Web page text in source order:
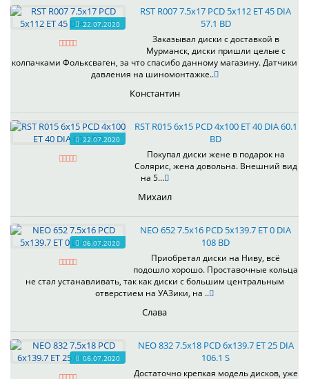
22.07.2020
RST R007 7.5x17 PCD 5x112 ET 45 DIA
57.1 BD
Заказывал диски с доставкой в
Мурманск, диски пришли целые с
колпачками Фольксваген, за что спасибо данному магазину. Датчики
давления на шиномонтажке..
Константин
22.07.2020
RST R015 6x15 PCD 4x100 ET 40 DIA 60.1
BD
Покупал диски жене в подарок на
Солярис, жена довольна. Внешний вид
на 5...
Михаил
06.07.2020
NEO 652 7.5x16 PCD 5x139.7 ET 0 DIA
108 BD
Приобретал диски на Ниву, всё
подошло хорошо. Проставочные кольца
не стал устанавливать, так как диски с большим центральным
отверстием на УАЗики, на ..
Слава
06.07.2020
NEO 832 7.5x18 PCD 6x139.7 ET 25 DIA
106.1 S
Достаточно крепкая модель дисков, уже